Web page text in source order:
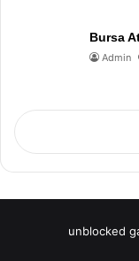
Bursa
Admin
unblocked